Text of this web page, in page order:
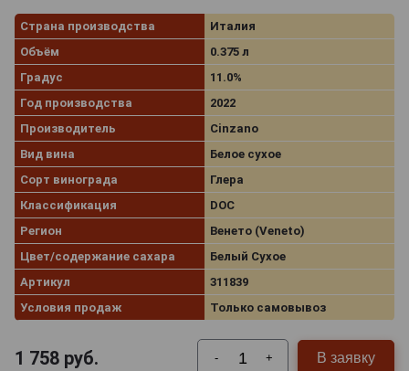
Страна производства
Италия
Объём
0.375 л
Градус
11.0%
Год производства
2022
Производитель
Cinzano
Вид вина
Белое сухое
Сорт винограда
Глера
Классификация
DOC
Регион
Венето (Veneto)
Цвет/содержание сахара
Белый Сухое
Артикул
311839
Условия продаж
Только самовывоз
1 758 руб. - + В заявку